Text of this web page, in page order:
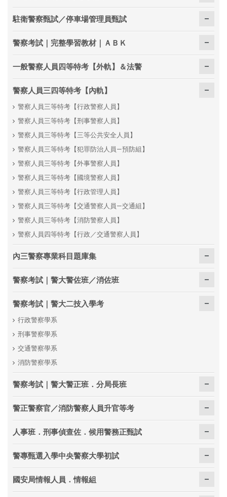
駐衛警察甄試／停車場管理員甄試
警察考試｜完整學習教材｜ＡＢＫ
一般警察人員四等特考【外軌】＆法警
警察人員三四等特考【內軌】
警察人員三等特考【行政警察人員】
警察人員三等特考【刑事警察人員】
警察人員三等特考【三等公共安全人員】
警察人員三等特考【犯罪防治人員—預防組】
警察人員三等特考【外事警察人員】
警察人員三等特考【國境警察人員】
警察人員三等特考【行政管理人員】
警察人員三等特考【交通警察人員—交通組】
警察人員三等特考【消防警察人員】
警察人員四等特考【行政／交通警察人員】
內三警察專業科目題庫集
警察考試｜警大警佐班／消佐班
警察考試｜警大二技入學考
行政警察學系
刑事警察學系
交通警察學系
消防警察學系
警察考試｜警大警正班．分局長班
警正警察官／消防警察人員升官等考
人事班．刑事偵查佐．候用警務正甄試
警專甄選入學中央警察大學初試
國安局情報人員．情報組